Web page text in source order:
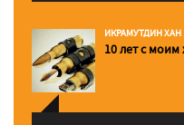
ИКРАМУТДИН ХАН
10 лет с